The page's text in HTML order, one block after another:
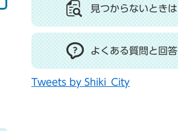
見つからないときは
よくある質問と回答
Tweets by Shiki_City